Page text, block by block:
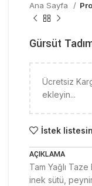
Ana Sayfa
Gürsüt
Ücretsiz
ekleyin...
İstek
AÇIKLAMA
Tam Yağlı
inek sütü,